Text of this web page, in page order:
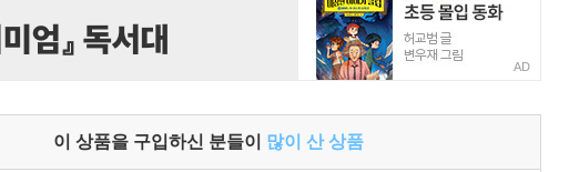
AD
이 상품을 구입하신 분들이 많이 산 상품